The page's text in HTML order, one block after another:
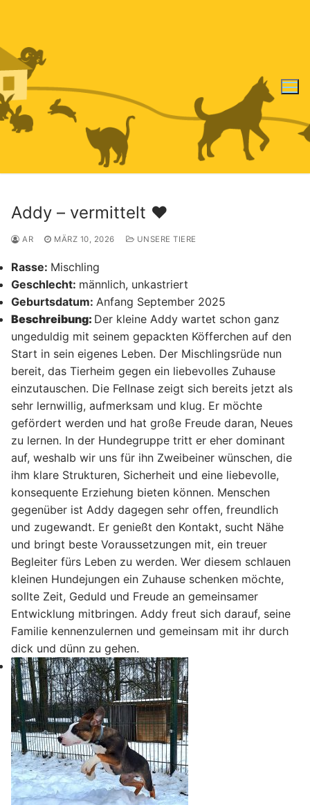
Addy – vermittelt ♥️
AR MÄRZ 10, 2026 UNSERE TIERE
Rasse: Mischling
Geschlecht: männlich, unkastriert
Geburtsdatum: Anfang September 2025
Beschreibung: Der kleine Addy wartet schon ganz
ungeduldig mit seinem gepackten Köfferchen auf den
Start in sein eigenes Leben. Der Mischlingsrüde nun
bereit, das Tierheim gegen ein liebevolles Zuhause
einzutauschen. Die Fellnase zeigt sich bereits jetzt als
sehr lernwillig, aufmerksam und klug. Er möchte
gefördert werden und hat große Freude daran, Neues
zu lernen. In der Hundegruppe tritt er eher dominant
auf, weshalb wir uns für ihn Zweibeiner wünschen, die
ihm klare Strukturen, Sicherheit und eine liebevolle,
konsequente Erziehung bieten können. Menschen
gegenüber ist Addy dagegen sehr offen, freundlich
und zugewandt. Er genießt den Kontakt, sucht Nähe
und bringt beste Voraussetzungen mit, ein treuer
Begleiter fürs Leben zu werden. Wer diesem schlauen
kleinen Hundejungen ein Zuhause schenken möchte,
sollte Zeit, Geduld und Freude an gemeinsamer
Entwicklung mitbringen. Addy freut sich darauf, seine
Familie kennenzulernen und gemeinsam mit ihr durch
dick und dünn zu gehen.